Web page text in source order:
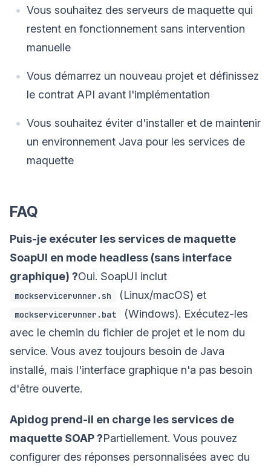
Vous souhaitez des serveurs de maquette qui
restent en fonctionnement sans intervention
manuelle
Vous démarrez un nouveau projet et définissez
le contrat API avant l'implémentation
Vous souhaitez éviter d'installer et de maintenir
un environnement Java pour les services de
maquette
FAQ
Puis-je exécuter les services de maquette
SoapUI en mode headless (sans interface
graphique) ?Oui. SoapUI inclut
mockservicerunner.sh (Linux/macOS) et
mockservicerunner.bat
(Windows). Exécutez-les
avec le chemin du fichier de projet et le nom du
service. Vous avez toujours besoin de Java
installé, mais l'interface graphique n'a pas besoin
d'être ouverte.
Apidog prend-il en charge les services de
maquette SOAP ?Partiellement. Vous pouvez
configurer des réponses personnalisées avec du